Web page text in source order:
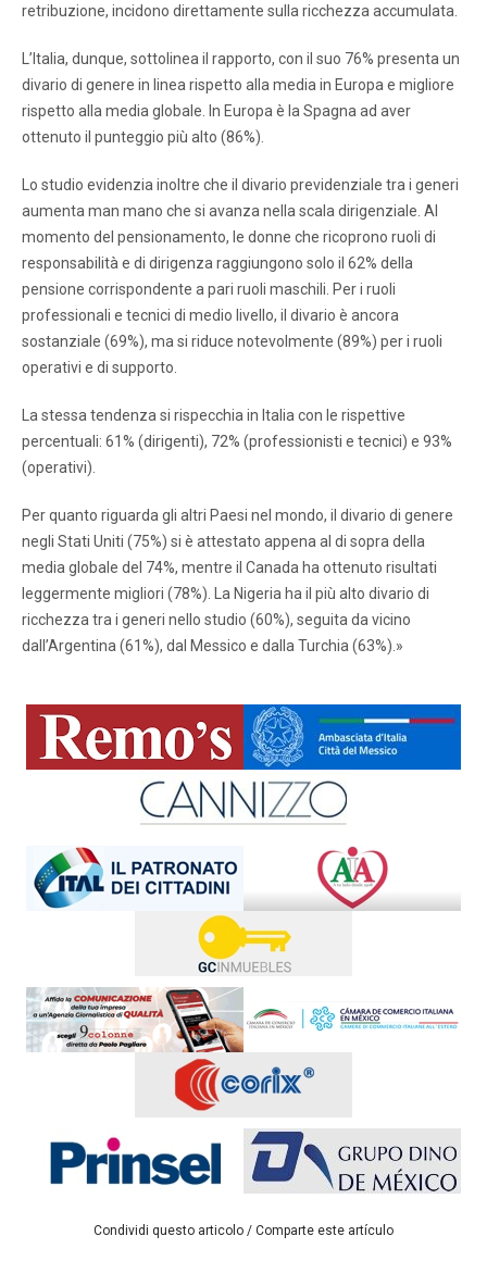
retribuzione, incidono direttamente sulla ricchezza accumulata.
L’Italia, dunque, sottolinea il rapporto, con il suo 76% presenta un
divario di genere in linea rispetto alla media in Europa e migliore
rispetto alla media globale. In Europa è la Spagna ad aver
ottenuto il punteggio più alto (86%).
Lo studio evidenzia inoltre che il divario previdenziale tra i generi
aumenta man mano che si avanza nella scala dirigenziale. Al
momento del pensionamento, le donne che ricoprono ruoli di
responsabilità e di dirigenza raggiungono solo il 62% della
pensione corrispondente a pari ruoli maschili. Per i ruoli
professionali e tecnici di medio livello, il divario è ancora
sostanziale (69%), ma si riduce notevolmente (89%) per i ruoli
operativi e di supporto.
La stessa tendenza si rispecchia in Italia con le rispettive
percentuali: 61% (dirigenti), 72% (professionisti e tecnici) e 93%
(operativi).
Per quanto riguarda gli altri Paesi nel mondo, il divario di genere
negli Stati Uniti (75%) si è attestato appena al di sopra della
media globale del 74%, mentre il Canada ha ottenuto risultati
leggermente migliori (78%). La Nigeria ha il più alto divario di
ricchezza tra i generi nello studio (60%), seguita da vicino
dall’Argentina (61%), dal Messico e dalla Turchia (63%).»
Condividi questo articolo / Comparte este artículo